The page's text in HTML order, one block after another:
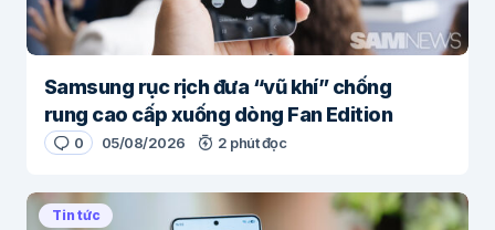
Samsung rục rịch đưa “vũ khí” chống
rung cao cấp xuống dòng Fan Edition
0 05/08/2026 2 phút đọc
Tin tức